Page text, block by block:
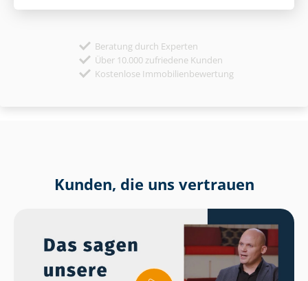
Beratung durch Experten
Über 10.000 zufriedene Kunden
Kostenlose Immobilienbewertung
Kunden, die uns vertrauen